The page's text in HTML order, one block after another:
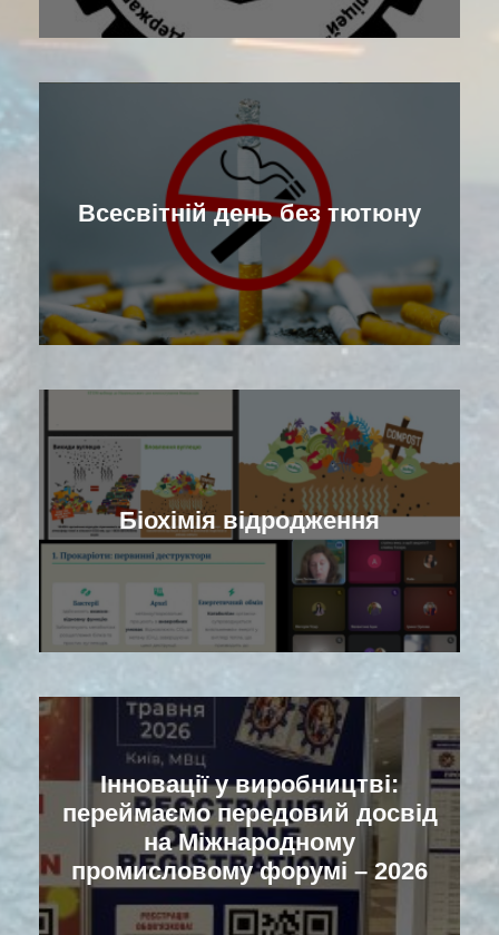
Всесвітній день без тютюну
Біохімія відродження
Інновації у виробництві:
переймаємо передовий досвід
на Міжнародному
промисловому форумі – 2026